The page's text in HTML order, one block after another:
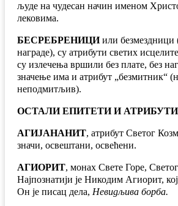
људе на чудесан начин именом
лековима.
БЕСРЕБРЕНИЦИили безмездници
награде), су атрибути светих
су излечења вршили без плате, без
значење има и атрибут „безмитник“
неподмитљив).
ОСТАЛИ ЕПИТЕТИ И
АГИЈАНАНИТ, атрибут Светог
значи, освештани, освећени.
АГИОРИТ, монах Свете Горе,
Најпознатији је Никодим Агиорит,
Он је писац дела, Невидљива борба.